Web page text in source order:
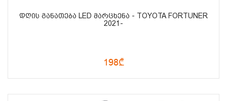
ᲓᲦᲘᲡ ᲒᲐᲜᲐᲗᲔᲑᲐ LED ᲛᲐᲠᲪᲮᲔᲜᲐ - TOYOTA FORTUNER
2021-
198₾